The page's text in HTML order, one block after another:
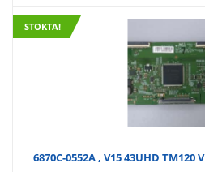
STOKTA!
6870C-0552A , V15 43UHD TM120